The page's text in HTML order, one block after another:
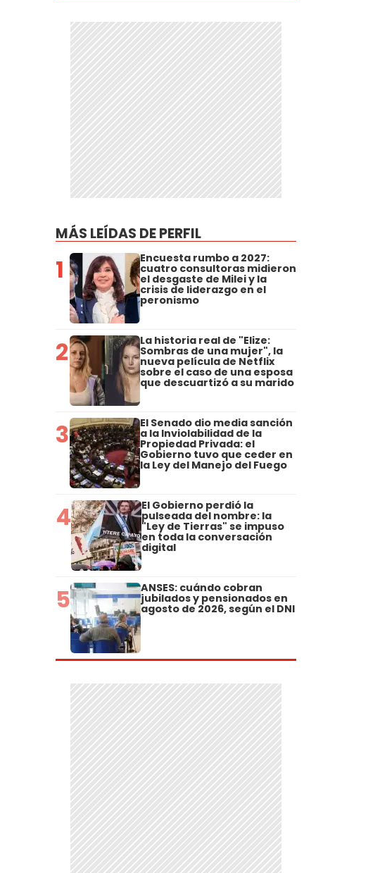
MÁS LEÍDAS DE PERFIL
1 Encuesta rumbo a 2027:
cuatro consultoras midieron
el desgaste de Milei y la
crisis de liderazgo en el
peronismo
2 La historia real de "Elize:
Sombras de una mujer", la
nueva película de Netflix
sobre el caso de una esposa
que descuartizó a su marido
3 El Senado dio media sanción
a la Inviolabilidad de la
Propiedad Privada: el
Gobierno tuvo que ceder en
la Ley del Manejo del Fuego
4 El Gobierno perdió la
pulseada del nombre: la
"Ley de Tierras" se impuso
en toda la conversación
digital
5 ANSES: cuándo cobran
jubilados y pensionados en
agosto de 2026, según el DNI